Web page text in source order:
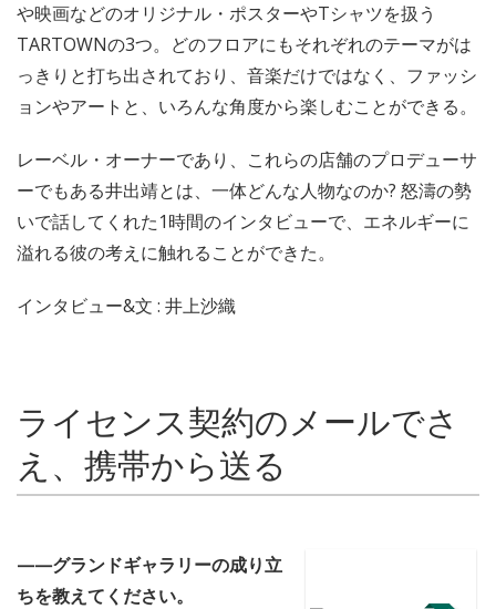
や映画などのオリジナル・ポスターやTシャツを扱う
TARTOWNの3つ。どのフロアにもそれぞれのテーマがは
っきりと打ち出されており、音楽だけではなく、ファッシ
ョンやアートと、いろんな角度から楽しむことができる。
レーベル・オーナーであり、これらの店舗のプロデューサ
ーでもある井出靖とは、一体どんな人物なのか? 怒濤の勢
いで話してくれた1時間のインタビューで、エネルギーに
溢れる彼の考えに触れることができた。
インタビュー&文 : 井上沙織
ライセンス契約のメールでさ
え、携帯から送る
——グランドギャラリーの成り立
ちを教えてください。